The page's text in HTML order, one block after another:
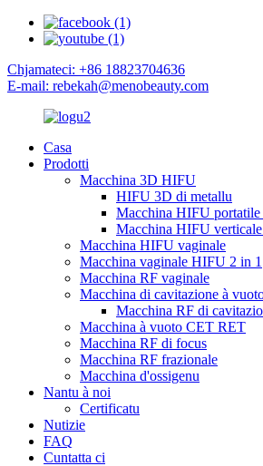
Chjamateci: +86 18823704636
E-mail: rebekah@menobeauty.com
Casa
Prodotti
Macchina 3D HIFU
HIFU 3D di metallu
Macchina HIFU portatile
Macchina HIFU
Macchina HIFU vaginale
Macchina vaginale HIFU 2 in 1
Macchina RF vaginale
Macchina di cavitazione à
Macchina RF di
Macchina à vuoto CET RET
Macchina RF di focus
Macchina RF frazionale
Macchina d'ossigenu
Nantu à noi
Certificatu
Nutizie
FAQ
Cuntatta ci